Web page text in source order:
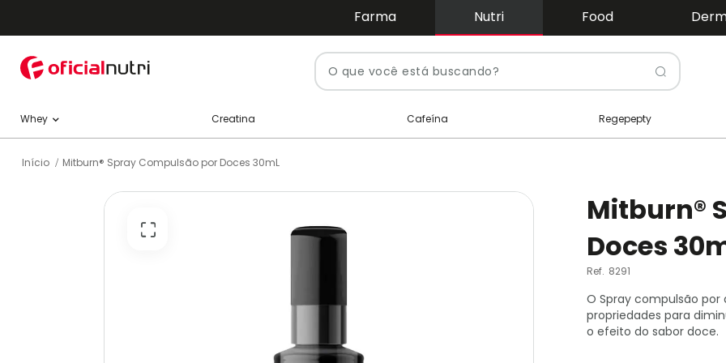
Farma Nutri Food
Pesquisa
Whey Creatina Cafeína Regepepty
Início Mitburn® Spray Compulsão por Doces 30mL
Mitburn®
Doces
Ref. 8291
O Spray compulsão
propriedades para
o efeito do sabor doce.